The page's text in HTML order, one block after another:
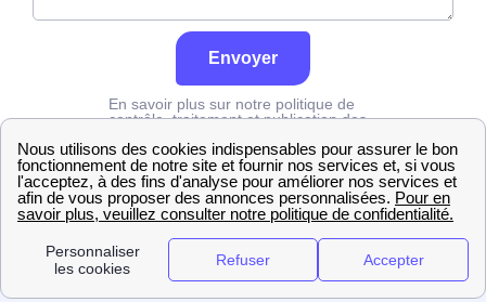
Envoyer
En savoir plus sur notre politique de
contrôle, traitement et publication des
Edf Morbihan Saint-Avé